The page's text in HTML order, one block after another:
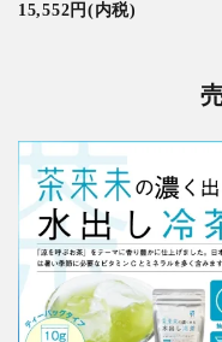
15,552円(内税)